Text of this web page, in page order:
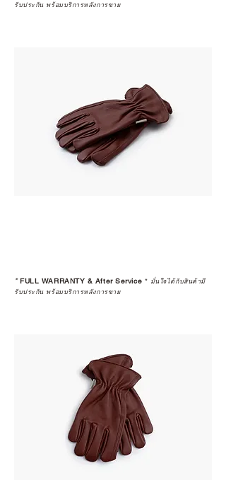
รับประกัน พร้อมบริการหลังการขาย
*FULL WARRANTY & After Service * มั่นใจได้กับสินค้ามี
รับประกัน พร้อมบริการหลังการขาย